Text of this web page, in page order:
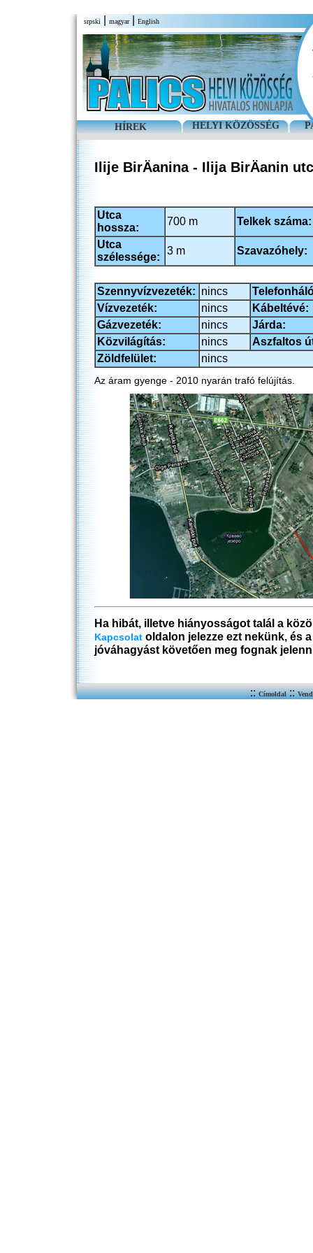
srpski magyar| English
HÍREK HELYI KÖZÖSSÉG
Ilije BirÄanina - Ilija BirÄanin
Utca
hossza:
700 m
Telkek száma:
Utca
szélessége:
3 m Szavazóhely:
Szennyvízvezeték: nincs
Vízvezeték:
nincs
Kábeltévé:
Gázvezeték:
nincs
Járda:
Közvilágítás:
nincs
Aszfaltos
Zöldfelület:
nincs
Az áram gyenge - 2010 nyarán trafó felújítás.
Ha hibát, illetve hiányosságot talál a
Kapcsolat oldalon jelezze ezt nekünk, és
jóváhagyást követően meg fognak
::Címoldal::